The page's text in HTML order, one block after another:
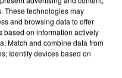
interpellé en
These technologies may
and browsing data to offer
based on information actively
Match and combine data from
Identify devices based on